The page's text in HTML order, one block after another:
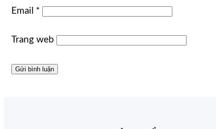
Email *
Trang web